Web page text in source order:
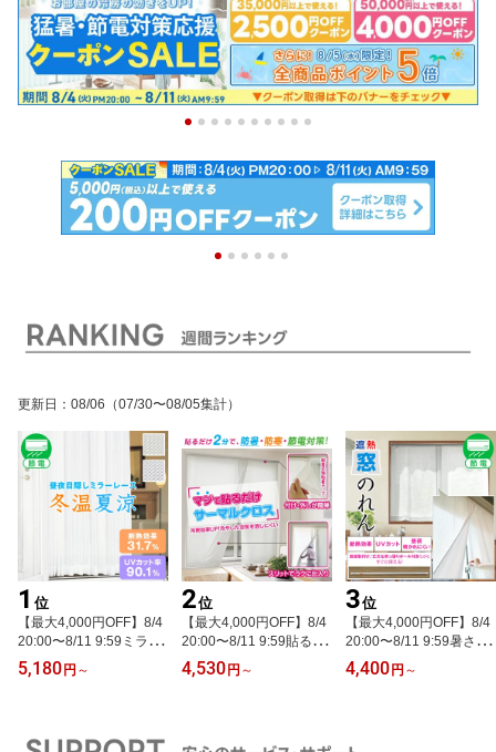
更新日 ： 08/06 （07/30〜08/05集計）
1 位
【最大4,000円OFF】8/4
20:00〜8/11 9:59ミラー
レースカーテン「冬温夏
涼」 サイズ：幅100cm×
枚(レース カーテン レー
5,180 円 ～
2位
【最大4,000円OFF】8/4
20:00〜8/11 9:59貼るだ
け2分で防寒・防暑・節
電対策「マジで貼るだけ
4,530 円 ～
3位
【最大4,000円OFF】8/4
20:00〜8/11 9:59暑さ対
策に昼夜外から見えにく
いスリット入り遮熱「窓
4,400 円 ～